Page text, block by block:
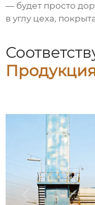
— будет просто
в углу цеха,